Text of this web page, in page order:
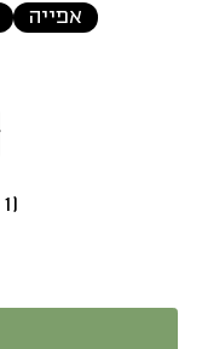
אפייה
(
1